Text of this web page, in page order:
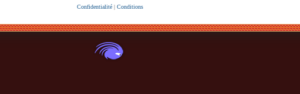
Confidentialité| Conditions